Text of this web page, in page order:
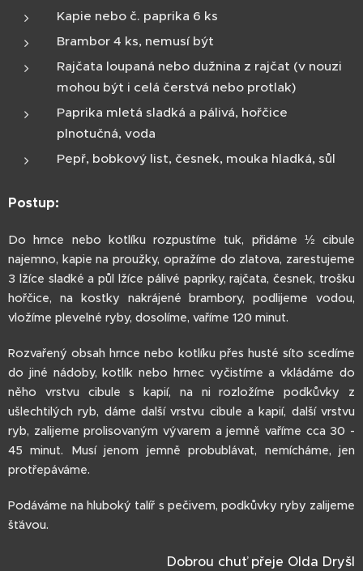
Kapie nebo č. paprika 6 ks
Brambor 4 ks, nemusí být
Rajčata loupaná nebo dužnina z rajčat (v nouzi
mohou být i celá čerstvá nebo protlak)
Paprika mletá sladká a pálivá, hořčice
plnotučná, voda
Pepř, bobkový list, česnek, mouka hladká, sůl
Postup:
Do hrnce nebo kotlíku rozpustíme tuk, přidáme ½ cibule
najemno, kapie na proužky, opražíme do zlatova, zarestujeme
3 lžíce sladké a půl lžíce pálivé papriky, rajčata, česnek, trošku
hořčice, na kostky nakrájené brambory, podlijeme vodou,
vložíme plevelné ryby, dosolíme, vaříme 120 minut.
Rozvařený obsah hrnce nebo kotlíku přes husté síto scedíme
do jiné nádoby, kotlík nebo hrnec vyčistíme a vkládáme do
něho vrstvu cibule s kapií, na ni rozložíme podkůvky z
ušlechtilých ryb, dáme další vrstvu cibule a kapií, další vrstvu
ryb, zalijeme prolisovaným vývarem a jemně vaříme cca 30 -
45 minut. Musí jenom jemně probublávat, nemícháme, jen
protřepáváme.
Podáváme na hluboký talíř s pečivem, podkůvky ryby zalijeme
šťávou.
Dobrou chuť přeje Olda Dryšl